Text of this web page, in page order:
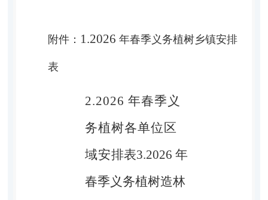
附件： 1.2026 年春季义务植树乡镇安排
表
2.2026 年春季义
务植树各单位区
域安排表3.2026 年
春季义务植树造林